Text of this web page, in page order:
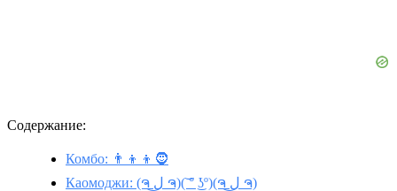
Содержание:
Комбо: 👨‍👦‍👦🧔
Каомоджи: (ຈ ل͜ ຈ)(͝ ° ͜ʖº)(ຈ ل͜ ຈ)